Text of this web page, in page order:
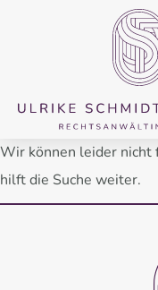
Wir können leider
hilft die Suche weiter.